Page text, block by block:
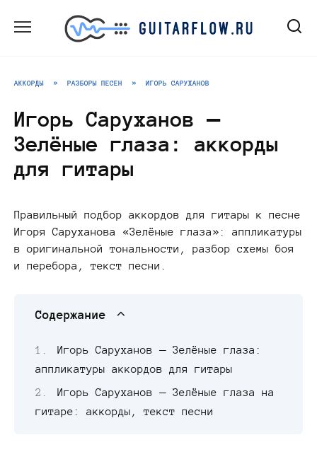
АККОРДЫ » РАЗБОРЫ ПЕСЕН » ИГОРЬ САРУХАНОВ
Игорь Саруханов —
Зелёные глаза: аккорды
для гитары
Правильный подбор аккордов для гитары к песне
Игоря Саруханова «Зелёные глаза»: аппликатуры
в оригинальной тональности, разбор схемы боя
и перебора, текст песни.
Содержание
Игорь Саруханов — Зелёные глаза:
аппликатуры аккордов для гитары
Игорь Саруханов — Зелёные глаза на
гитаре: аккорды, текст песни